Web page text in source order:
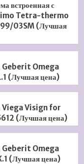
встроенная с
Tetra-thermo
03SM (Лучшая
Geberit Omega
(Лучшая цена)
Viega Visign for
(Лучшая цена)
Geberit Omega
(Лучшая цена)